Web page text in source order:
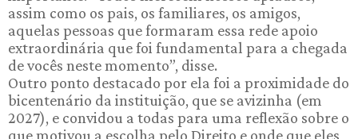
assim como os pais, os familiares, os amigos,
aquelas pessoas que formaram essa rede apoio
extraordinária que foi fundamental para a chegada
de vocês neste momento”, disse.
Outro ponto destacado por ela foi a proximidade do
bicentenário da instituição, que se avizinha (em
2027), e convidou a todas para uma reflexão sobre o
que motivou a escolha pelo Direito e onde que eles